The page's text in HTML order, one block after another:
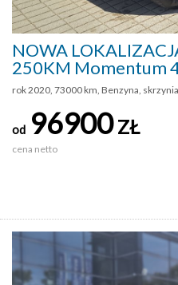
NOWA
250KM Momentum
rok 2020, 73000 km, Benzyna,
od 96900ZŁ
cena netto